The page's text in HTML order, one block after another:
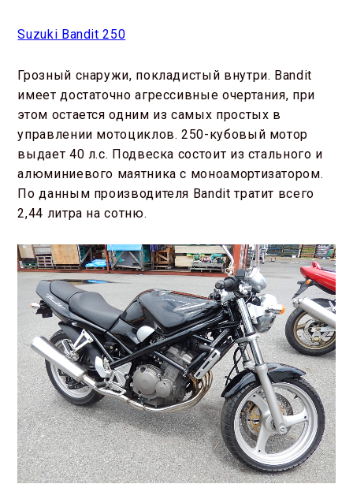
Suzuki Bandit 250
Грозный снаружи, покладистый внутри. Bandit
имеет достаточно агрессивные очертания, при
этом остается одним из самых простых в
управлении мотоциклов. 250-кубовый мотор
выдает 40 л.с. Подвеска состоит из стального и
алюминиевого маятника с моноамортизатором.
По данным производителя Bandit тратит всего
2,44 литра на сотню.